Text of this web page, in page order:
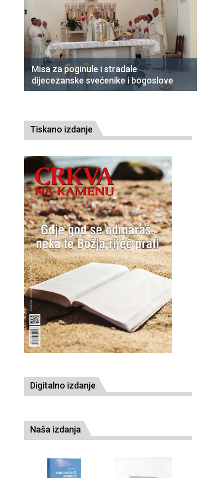
Misa za poginule i stradale
dijecezanske svećenike i bogoslove
Tiskano izdanje
Digitalno izdanje
Naša izdanja